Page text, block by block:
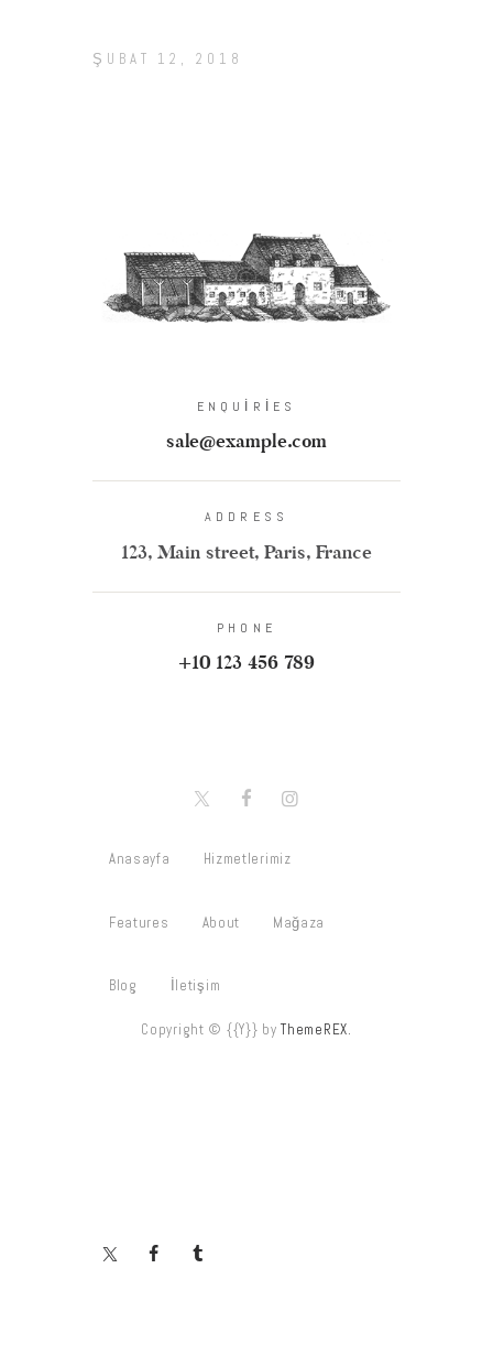
ŞUBAT 12, 2018
ENQUIRIES
sale@example.com
ADDRESS
123, Main street, Paris, France
PHONE
+10 123 456 789
Anasayfa Hizmetlerimiz
Features About Mağaza
Blog İletişim
Copyright © {{Y}} byThemeREX.